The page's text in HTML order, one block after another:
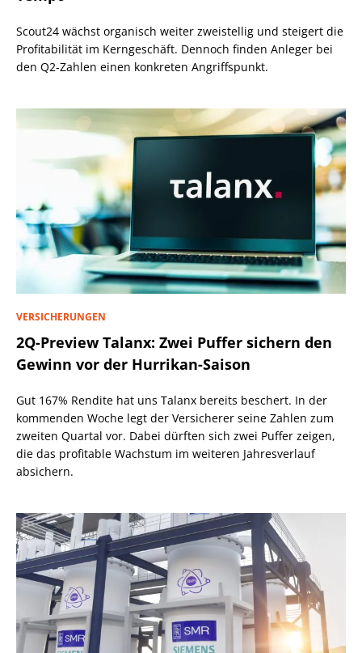
Scout24 wächst organisch weiter zweistellig und steigert die
Profitabilität im Kerngeschäft. Dennoch finden Anleger bei
den Q2-Zahlen einen konkreten Angriffspunkt.
VERSICHERUNGEN
2Q-Preview Talanx: Zwei Puffer sichern den
Gewinn vor der Hurrikan-Saison
Gut 167% Rendite hat uns Talanx bereits beschert. In der
kommenden Woche legt der Versicherer seine Zahlen zum
zweiten Quartal vor. Dabei dürften sich zwei Puffer zeigen,
die das profitable Wachstum im weiteren Jahresverlauf
absichern.